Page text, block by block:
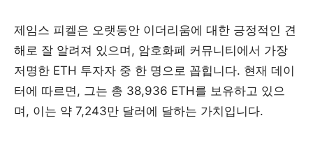
제임스 피켈은 오랫동안 이더리움에 대한 긍정적인 견
해로 잘 알려져 있으며, 암호화폐 커뮤니티에서 가장
저명한 ETH 투자자 중 한 명으로 꼽힙니다. 현재 데이
터에 따르면, 그는 총 38,936 ETH를 보유하고 있으
며, 이는 약 7,243만 달러에 달하는 가치입니다.